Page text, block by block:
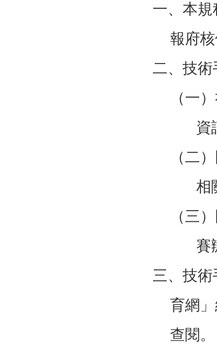
一、本
報府
二、技
（一
資
（二
相
（三
賽
三、技
育網
查閱。